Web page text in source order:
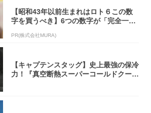
【昭和43年以前生まれはロト６この数
字を買うべき】6つの数字が「完全一
PR(株式会社MURA)
【キャプテンスタッグ】史上最強の保冷
力！『真空断熱スーパーコールドクーラ